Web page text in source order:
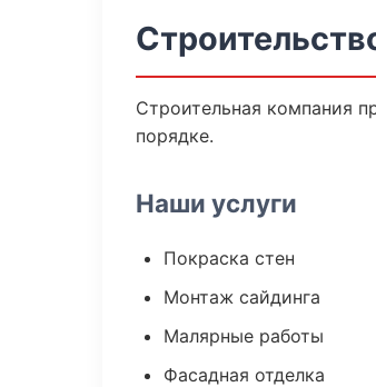
Строительная компания
порядке.
Наши услуги
Покраска стен
Монтаж сайдинга
Малярные работы
Фасадная отделка